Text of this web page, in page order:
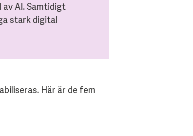
AI. Samtidigt
stark digital
Här är de fem